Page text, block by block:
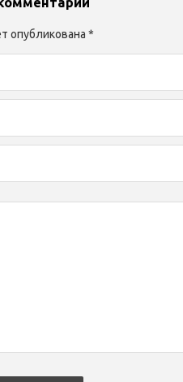
опубликована *